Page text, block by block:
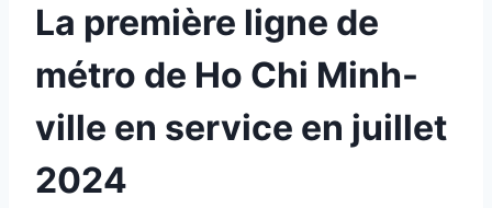
La première ligne de
métro de Ho Chi Minh-
ville en service en juillet
2024